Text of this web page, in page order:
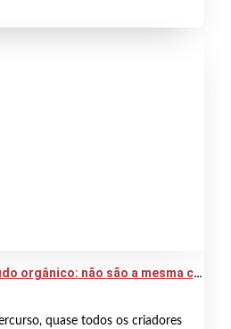
Tráfego pago vs conteúdo orgânico: não são a mesma coisa
quase todos os criadores